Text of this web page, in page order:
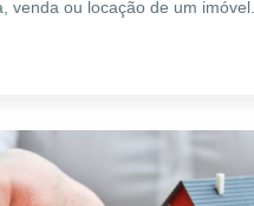
venda ou locação de um